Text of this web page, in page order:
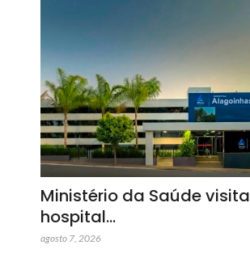
Ministério da Saúde visita
hospital…
agosto 7, 2026